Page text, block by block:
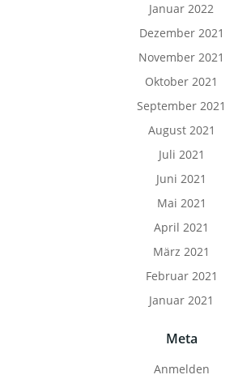
Januar 2022
Dezember 2021
November 2021
Oktober 2021
September 2021
August 2021
Juli 2021
Juni 2021
Mai 2021
April 2021
März 2021
Februar 2021
Januar 2021
Meta
Anmelden